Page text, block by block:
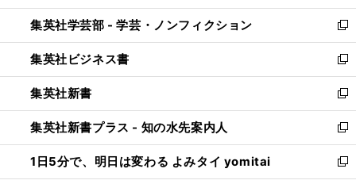
開
く
ウ
で
開
く
ン
ド
ウ
で
開
く
ウ
ィ
ン
ド
ウ
で
開
く
集英社学芸部 - 学芸・ノンフィクション
新
し
い
ウ
ィ
ン
ド
ウ
で
開
集英社ビジネス書
新
し
い
ウ
ィ
ン
ド
ウ
集英社新書
新
し
い
ウ
ィ
ン
集英社新書プラス - 知の水先案内人
新
し
い
ウ
1日5分で、明日は変わる よみタイ yomitai
新
し